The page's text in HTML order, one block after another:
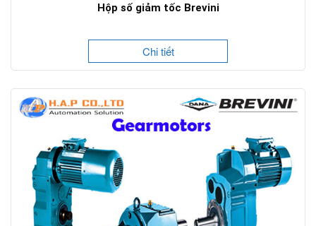
Hộp số giảm tốc Brevini
Chi tiết